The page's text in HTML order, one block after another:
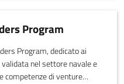
Program
Program, dedicato ai
nel settore navale e
competenze di venture